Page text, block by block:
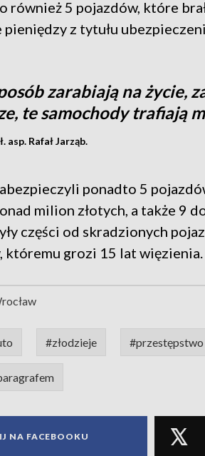
również 5 pojazdów, które
z tytułu
zarabiają na życie,
te samochody trafiają
asp. Rafał Jarząb.
ponadto 5
milion złotych, a także 9
części od skradzionych
któremu grozi 15 lat więzienia.
#złodzieje #przestępstwo
NA FACEBOOKU